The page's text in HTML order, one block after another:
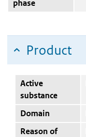
phase
Product
Active
substance
Domain
Reason of